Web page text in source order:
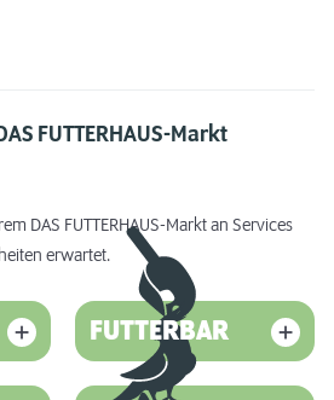
FUTTERHAUS-Markt
DAS FUTTERHAUS-Markt an Services
erwartet.
FUTTERBAR